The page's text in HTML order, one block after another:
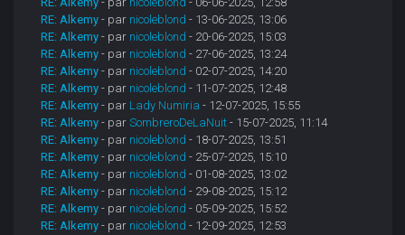
RE: Alkemy - par nicoleblond - 13-06-2025, 13:06
RE: Alkemy - par nicoleblond - 20-06-2025, 15:03
RE: Alkemy - par nicoleblond - 27-06-2025, 13:24
RE: Alkemy - par nicoleblond - 02-07-2025, 14:20
RE: Alkemy - par nicoleblond - 11-07-2025, 12:48
RE: Alkemy - par Lady Numiria - 12-07-2025, 15:55
RE: Alkemy - parSombreroDeLaNuit - 15-07-2025, 11:14
RE: Alkemy - par nicoleblond - 18-07-2025, 13:51
RE: Alkemy - par nicoleblond - 25-07-2025, 15:10
RE: Alkemy - par nicoleblond - 01-08-2025, 13:02
RE: Alkemy - par nicoleblond - 29-08-2025, 15:12
RE: Alkemy - par nicoleblond - 05-09-2025, 15:52
RE: Alkemy - par nicoleblond - 12-09-2025, 12:53